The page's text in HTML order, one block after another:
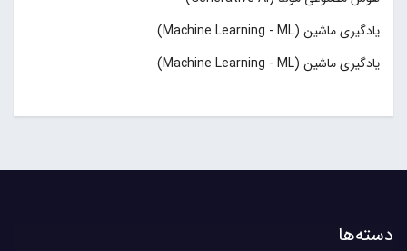
یادگیری ماشین (Machine Learning - ML)
یادگیری ماشین (Machine Learning - ML)
دسته‌ها